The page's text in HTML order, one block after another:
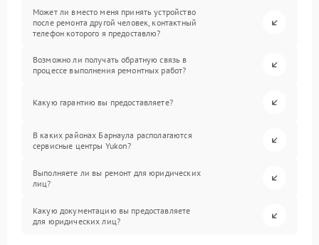
Может ли вместо меня принять устройство
после ремонта другой человек, контактный
телефон которого я предоставлю?
Возможно ли получать обратную связь в
процессе выполнения ремонтных работ?
Какую гарантию вы предоставляете?
В каких районах Барнаула располагаются
сервисные центры Yukon?
Выполняете ли вы ремонт для юридических
лиц?
Какую документацию вы предоставляете
для юридических лиц?